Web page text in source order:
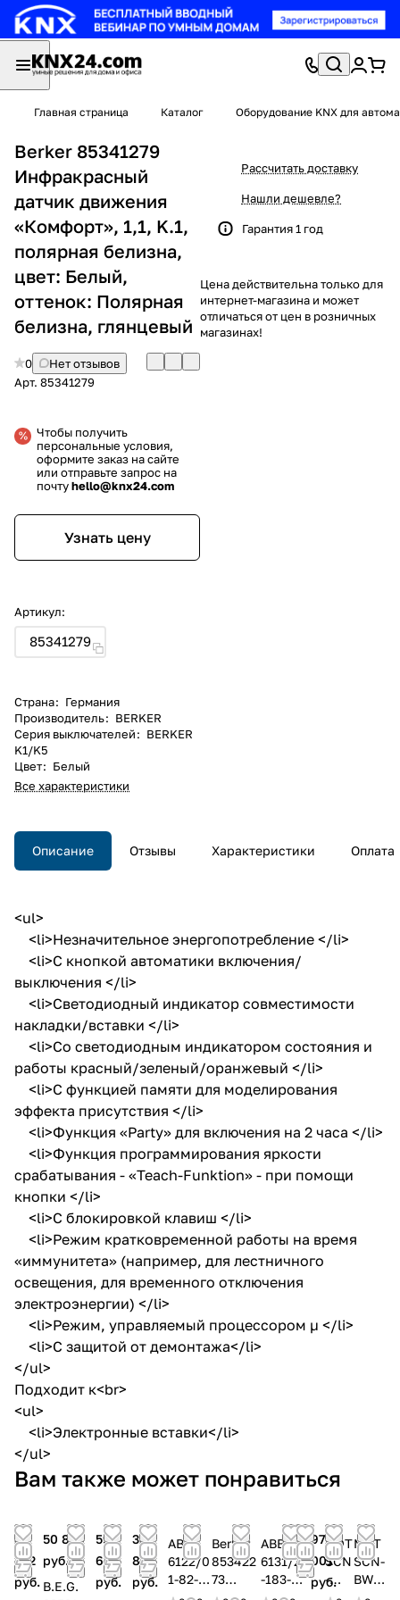
Главная страница Каталог Оборудование KNX для
Berker 85341279
Инфракрасный
датчик движения
«Комфорт», 1,1, K.1,
полярная белизна,
цвет: Белый,
оттенок: Полярная
белизна, глянцевый
0
Нет отзывов
Арт. 85341279
Чтобы получить
персональные условия,
оформите заказ на сайте
или отправьте запрос на
почтуhello@knx24.com
Узнать цену
Артикул:
85341279
Страна: Германия
Производитель: BERKER
Серия выключателей: BERKER
K1/K5
Цвет: Белый
Все характеристики
Рассчитать доставку
Нашли дешевле?
Гарантия 1 год
Цена действительна только для
интернет-магазина и может
отличаться от цен в розничных
магазинах!
Описание Отзывы Характеристики Оплата
<ul>
<li>Незначительное энергопотребление </li>
<li>С кнопкой автоматики включения/
выключения </li>
<li>Светодиодный индикатор совместимости
накладки/вставки </li>
<li>Со светодиодным индикатором состояния и
работы красный/зеленый/оранжевый </li>
<li>С функцией памяти для моделирования
эффекта присутствия </li>
<li>Функция «Party» для включения на 2 часа </li>
<li>Функция программирования яркости
срабатывания - «Teach-Funktion» - при помощи
кнопки </li>
<li>С блокировкой клавиш </li>
<li>Режим кратковременной работы на время
«иммунитета» (например, для лестничного
освещения, для временного отключения
электроэнергии) </li>
<li>Режим, управляемый процессором µ </li>
<li>С защитой от демонтажа</li>
</ul>
Подходит к<br>
<ul>
<li>Электронные вставки</li>
</ul>
Вам также может понравиться
34
322
руб.
50 850
руб.
B.E.G.
59
666
руб.
33
800
руб.
ABB
6122/0
1-82-
500
Berker
853422
73
Инфрак
ABB
6131/29
-183-
500
97
001
руб.
MDT
SCN
-
G36
MDT
SCN-
BWM
55.01